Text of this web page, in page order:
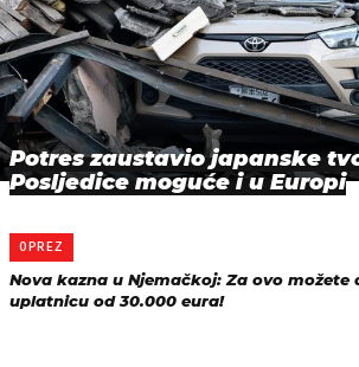
Potres zaustavio japanske
Posljedice moguće i u Europi
OPREZ
Nova kazna u Njemačkoj: Za ovo možete
uplatnicu od 30.000 eura!